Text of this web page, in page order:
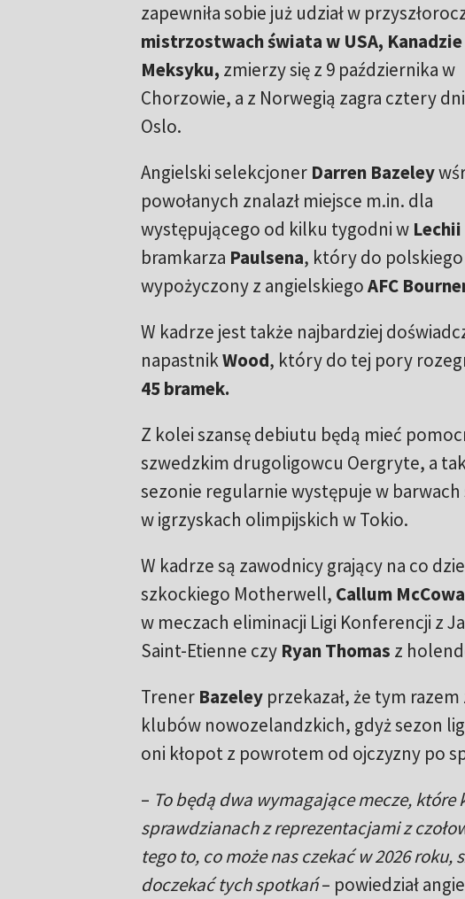
zapewniła sobie już udział w
mistrzostwach świata w USA,
Meksyku, zmierzy się z 9 października w
Chorzowie, a z Norwegią zagra cztery
Oslo.
Angielski selekcjoner Darren Bazeley
powołanych znalazł miejsce m.in. dla
występującego od kilku tygodni w
bramkarza Paulsena, który do
wypożyczony z angielskiegoAFC
W kadrze jest także najbardziej
napastnikWood, który do tej pory
45 bramek.
Z kolei szansę debiutu będą mieć
szwedzkim drugoligowcu Oergryte, a
sezonie regularnie występuje w
w igrzyskach olimpijskich w Tokio.
W kadrze są zawodnicy grający na co
szkockiego Motherwell, Callum
w meczach eliminacji Ligi Konferencji z
Saint-Etienne czy Ryan Thomas z
Trener Bazeleyprzekazał, że tym razem
klubów nowozelandzkich, gdyż sezon
oni kłopot z powrotem od ojczyzny po
– To będą dwa wymagające mecze,
sprawdzianach z reprezentacjami z
tego to, co może nas czekać w 2026
doczekać tych spotkań– powiedział